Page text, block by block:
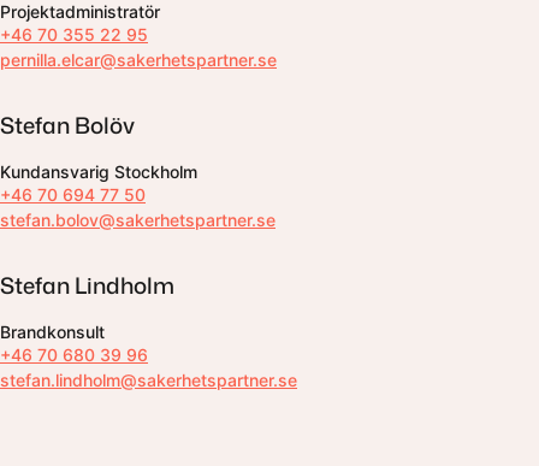
Projektadministratör
+46 70 355 22 95
pernilla.elcar@sakerhetspartner.se
Stefan Bolöv
Kundansvarig Stockholm
+46 70 694 77 50
stefan.bolov@sakerhetspartner.se
Stefan Lindholm
Brandkonsult
+46 70 680 39 96
stefan.lindholm@sakerhetspartner.se